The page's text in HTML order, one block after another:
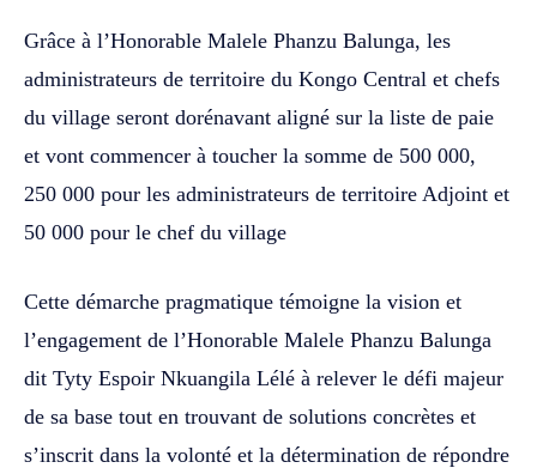
Grâce à l’Honorable Malele Phanzu Balunga, les
administrateurs de territoire du Kongo Central et chefs
du village seront dorénavant aligné sur la liste de paie
et vont commencer à toucher la somme de 500 000,
250 000 pour les administrateurs de territoire Adjoint et
50 000 pour le chef du village
Cette démarche pragmatique témoigne la vision et
l’engagement de l’Honorable Malele Phanzu Balunga
dit Tyty Espoir Nkuangila Lélé à relever le défi majeur
de sa base tout en trouvant de solutions concrètes et
s’inscrit dans la volonté et la détermination de répondre